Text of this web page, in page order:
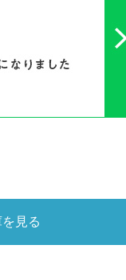
見る